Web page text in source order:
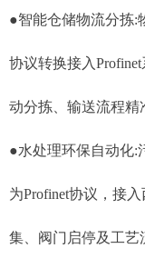
●智能仓储物流分拣:
协议转换接入
动分拣、输送流程精
●水处理环保自动化:
为Profinet协议，接
集、阀门启停及工艺